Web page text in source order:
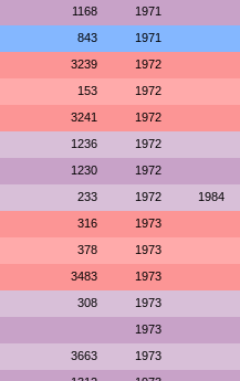
1168 1971
843 1971
3239 1972
153 1972
3241 1972
1236 1972
1230 1972
233 1972 1984
316 1973
378 1973
3483 1973
308 1973
1973
3663 1973